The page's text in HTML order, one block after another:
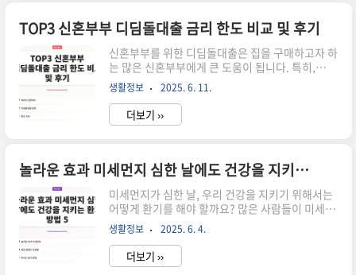
대출 상품입니다. 이 대출은 주택 구입 자금을 저렴
한 이자로 제공하여 신혼부부의 경제적 부담을 경
감시켜 줍니다. 특히, 비수도권 지역에서는 더욱 유
리한 조건으로 제공되므로, 많은 신혼부부들이 이
대출을 활용하고 있습니다.대출 한도: 최대 3억 원
까지 대출 가능이자율: 연 2.5%~3.0%로 상대적으
로 저렴상..
TOP3 신혼부부 디딤돌대출 금리 한도 비교 및 후기
신혼부부를 위한 디딤돌대출은 집을 구매하고자 하
는 많은 신혼부부에게 큰 도움이 됩니다. 특히,
LTV(Loan To Value) 비율에 따라 대출 한도가 달
라지기 때문에, 금리와 한도를 철저히 비교하고 이
해하는 것이 중요합니다. 이번 포스팅에서는 신혼
부부 디딤돌대출의 금리와 한도를 비교하고, 실제
천 TOP3 혜택 가성비로 확인하기 바로가기원룸 전
입신고 방법 TOP3 효율적으로 처리하는 팁 알아보
기 바로가기건강에 이로운 미세먼지 환기 방법
TOP3 공개 바로가기신혼부부 디딤돌대출의 개요
디딤돌대출은 신혼부부가 주택을 구매할 때 필요한
자금을 지원하기 위해 만들어진 대출 상품입니다...
생활정보 2025. 6. 11.
더보기 ››
놀라운 효과 미세먼지 심한 날에도 건강을 지키는 환기 방법 5
미세먼지가 심한 날, 우리 건강을 지키기 위해서는
어떻게 환기를 해야 할까요? 많은 사람들이 미세먼
지의 위험성을 알고 있지만, 환기를 통해 오히려 건
강을 해칠 수 있는 상황도 발생할 수 있습니다. 따라
서 올바른 환기 방법을 아는 것이 중요합니다. 이번
글에서는 미세먼지 환기 효과를 극대화할 수 있는
생활정보 2025. 6. 4.
더보기 ››